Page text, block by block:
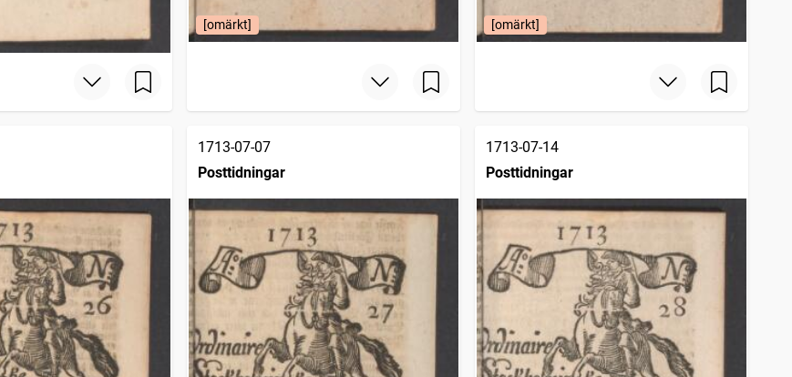
[omärkt] [omärkt]
1713-07-07
Posttidningar
1713-07-14
Posttidningar